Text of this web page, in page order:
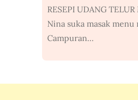
RESEPI UDANG
Nina suka masak
Campuran…